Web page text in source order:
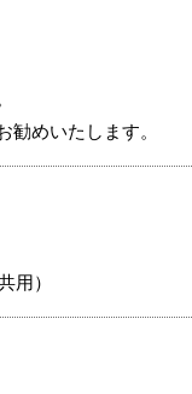
めいたします。
用）